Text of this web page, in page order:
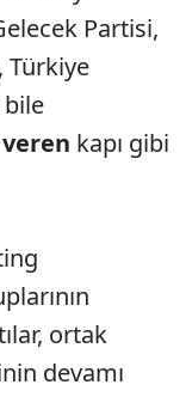
Partisi,
Türkiye
bile
kapı gibi
ortak
devamı